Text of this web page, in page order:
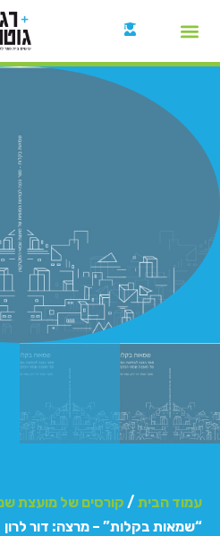
עמוד הבית / קורסים של מועצת
“שמאות בקלות” – מרצה: דור לרון